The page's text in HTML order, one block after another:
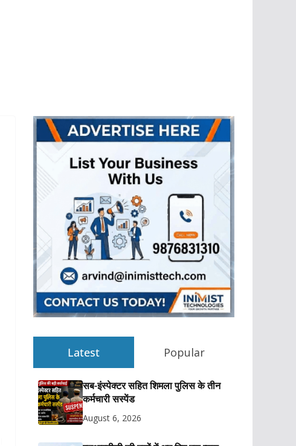
Latest Popular
सब-इंस्पेक्टर सहित शिमला पुलिस के तीन
कर्मचारी सस्पेंड
August 6, 2026